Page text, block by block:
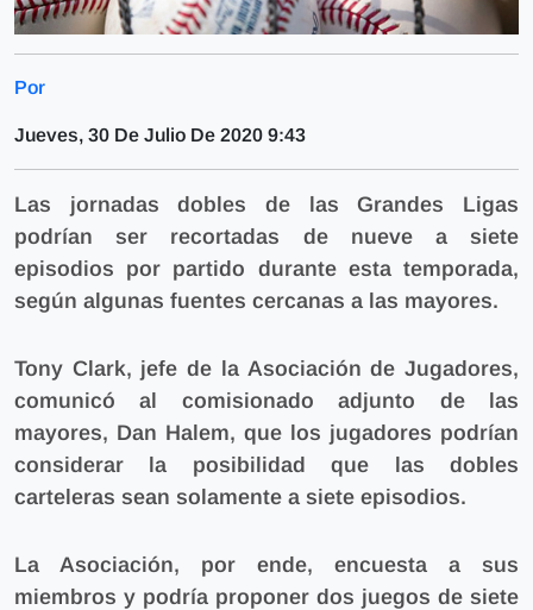
Por
Jueves, 30 De Julio De 2020 9:43
Las jornadas dobles de las Grandes Ligas
podrían ser recortadas de nueve a siete
episodios por partido durante esta temporada,
según algunas fuentes cercanas a las mayores.
Tony Clark, jefe de la Asociación de Jugadores,
comunicó al comisionado adjunto de las
mayores, Dan Halem, que los jugadores podrían
considerar la posibilidad que las dobles
carteleras sean solamente a siete episodios.
La Asociación, por ende, encuesta a sus
miembros y podría proponer dos juegos de siete